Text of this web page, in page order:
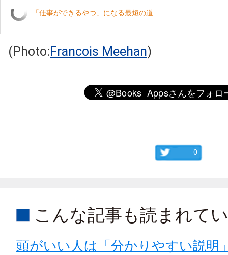
「仕事ができるやつ」になる最短の道
(Photo:Francois Meehan)
0
こんな記事も読まれて
頭がいい人は「分かりやすい説明